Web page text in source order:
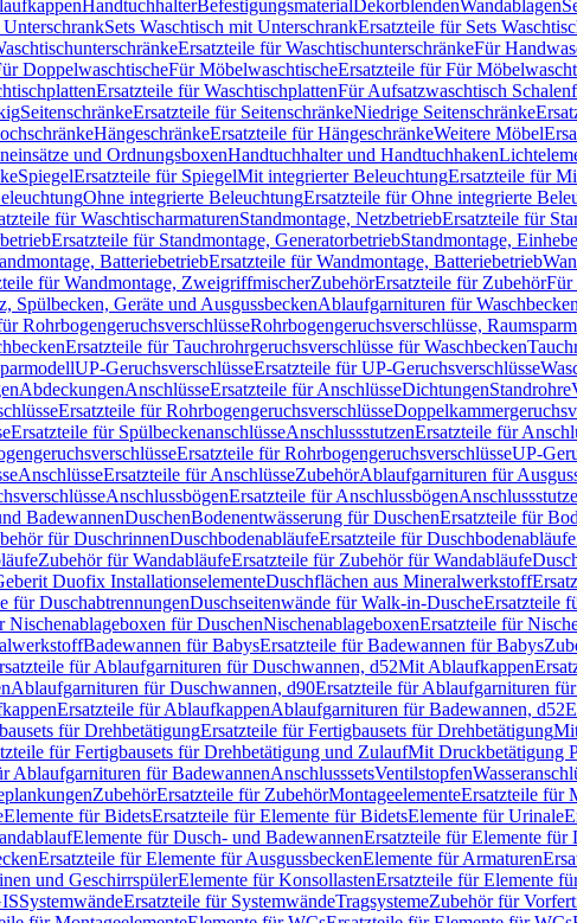
HandtuchhalterBefestigungsmaterialDekorblendenWandablagen
Sets Waschtisch mit UnterschrankErsatzteile für Sets
Ersatzteile für WaschtischunterschränkeFür
DoppelwaschtischeFür MöbelwaschtischeErsatzteile für Für
Ersatzteile für WaschtischplattenFür Aufsatzwaschtisch
SeitenschränkeErsatzteile für SeitenschränkeNiedrige Seitenschränke
HängeschränkeErsatzteile für HängeschränkeWeitere Möbel
und OrdnungsboxenHandtuchhalter und Handtuchhaken
SpiegelErsatzteile für SpiegelMit integrierter BeleuchtungErsatzteile für
Ohne integrierte BeleuchtungErsatzteile für Ohne integrierte
für WaschtischarmaturenStandmontage, NetzbetriebErsatzteile für
Ersatzteile für Standmontage, GeneratorbetriebStandmontage,
BatteriebetriebErsatzteile für Wandmontage, Batteriebetrieb
für Wandmontage, ZweigriffmischerZubehörErsatzteile für ZubehörFür
Spülbecken, Geräte und AusgussbeckenAblaufgarnituren für Waschbecken
RohrbogengeruchsverschlüsseRohrbogengeruchsverschlüsse,
Ersatzteile für Tauchrohrgeruchsverschlüsse für Waschbecken
UP-GeruchsverschlüsseErsatzteile für UP-Geruchsverschlüsse
AbdeckungenAnschlüsseErsatzteile für AnschlüsseDichtungenStandrohre
Ersatzteile für Rohrbogengeruchsverschlüsse
Ersatzteile für SpülbeckenanschlüsseAnschlussstutzenErsatzteile für
Ersatzteile für RohrbogengeruchsverschlüsseUP-
AnschlüsseErsatzteile für AnschlüsseZubehörAblaufgarnituren für
AnschlussbögenErsatzteile für Anschlussbögen
BadewannenDuschenBodenentwässerung für DuschenErsatzteile für
für DuschrinnenDuschbodenabläufeErsatzteile für Duschbodenabläufe
Zubehör für WandabläufeErsatzteile für Zubehör für Wandabläufe
Duofix InstallationselementeDuschflächen aus Mineralwerkstoff
für DuschabtrennungenDuschseitenwände für Walk-in-DuscheErsatzteile
Nischenablageboxen für DuschenNischenablageboxenErsatzteile für
Badewannen für BabysErsatzteile für Badewannen für Babys
für Ablaufgarnituren für Duschwannen, d52Mit Ablaufkappen
Ablaufgarnituren für Duschwannen, d90Ersatzteile für Ablaufgarnituren
Ersatzteile für AblaufkappenAblaufgarnituren für Badewannen, d52
für DrehbetätigungErsatzteile für Fertigbausets für Drehbetätigung
für Fertigbausets für Drehbetätigung und ZulaufMit Druckbetätigung
Ablaufgarnituren für BadewannenAnschlusssetsVentilstopfen
ZubehörErsatzteile für ZubehörMontageelementeErsatzteile für
Elemente für BidetsErsatzteile für Elemente für BidetsElemente für Urinale
Elemente für Dusch- und BadewannenErsatzteile für Elemente für
Ersatzteile für Elemente für AusgussbeckenElemente für Armaturen
und GeschirrspülerElemente für KonsollastenErsatzteile für Elemente
SystemwändeErsatzteile für SystemwändeTragsystemeZubehör für